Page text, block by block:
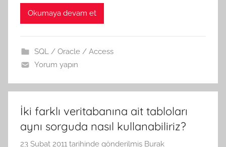
Okumaya devam et
SQL / Oracle / Access
Yorum yapın
İki farklı veritabanına ait tabloları
aynı sorguda nasıl kullanabiliriz?
23 Şubat 2011 tarihinde gönderilmiş Burak